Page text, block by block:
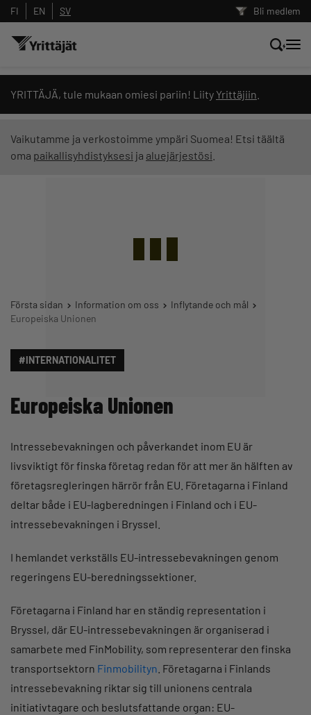
Bli medlem
FI EN SV
YRITTÄJÄ, tule mukaan omiesi pariin! Liity Yrittäjiin
Vaikutamme ja verkostoimme ympäri Suomea! Etsi täältä
oma paikallisyhdistyksesi ja aluejärjestösi
Första sidan Information om oss
Inflytande och mål
Europeiska Unionen
#INTERNATIONALITET
Europeiska Unionen
Intressebevakningen och påverkandet inom EU är
livsviktigt för finska företag redan för att mer än hälften av
företagsregleringen härrör från EU. Företagarna i Finland
deltar både i EU-lagberedningen i Finland och i EU-
intressebevakningen i Bryssel.
I hemlandet verkställs EU-intressebevakningen genom
regeringens EU-beredningssektioner.
Företagarna i Finland har en ständig representation i
Bryssel, där EU-intressebevakningen är organiserad i
samarbete med FinMobility, som representerar den finska
transportsektorn Finmobilityn . Företagarna i Finlands
intressebevakning riktar sig till unionens centrala
initiativtagare och beslutsfattande organ: EU-
Sök nyheter, innehåll och utbildningar